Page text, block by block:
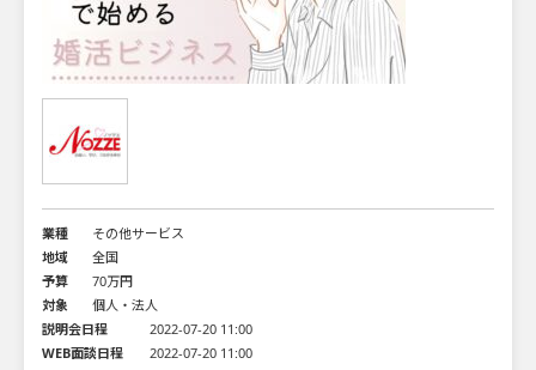
業種
その他サービス
地域
全国
予算
70万円
対象
個人・法人
説明会日程
2022-07-20 11:00
WEB面談日程
2022-07-20 11:00